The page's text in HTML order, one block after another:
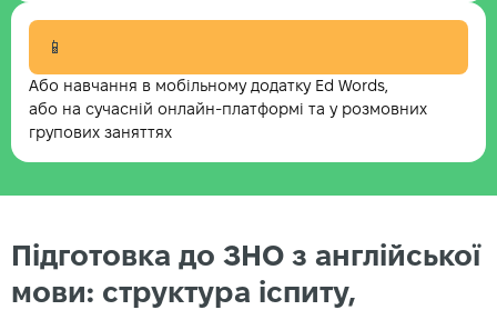
📱
Або навчання в мобільному додатку Ed Words,
або на сучасній онлайн-платформі та у розмовних
групових заняттях
Підготовка до ЗНО з англійської
мови: структура іспиту,